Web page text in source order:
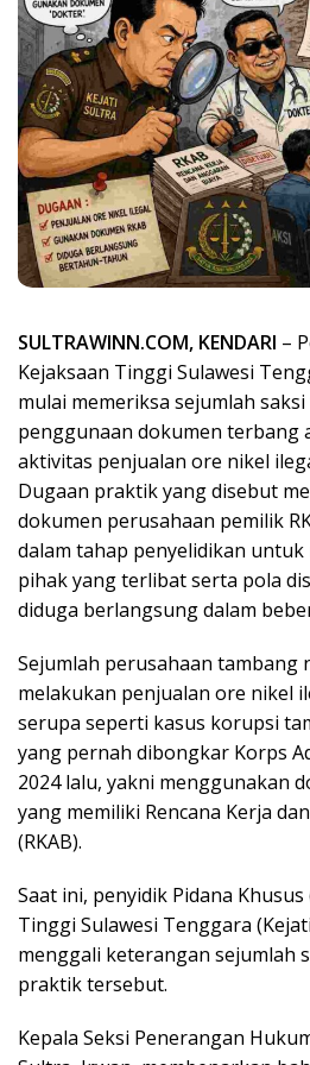
SULTRAWINN.COM, KENDARI –
Kejaksaan Tinggi Sulawesi
mulai memeriksa sejumlah
penggunaan dokumen terbang
aktivitas penjualan ore nikel
Dugaan praktik yang disebut
dokumen perusahaan pemilik
dalam tahap penyelidikan
pihak yang terlibat serta pola
diduga berlangsung dalam
Sejumlah perusahaan tambang
melakukan penjualan ore nikel
serupa seperti kasus korupsi
yang pernah dibongkar Korps
2024 lalu, yakni menggunakan
yang memiliki Rencana Kerja
(RKAB).
Saat ini, penyidik Pidana Khusus
Tinggi Sulawesi Tenggara
menggali keterangan sejumlah
praktik tersebut.
Kepala Seksi Penerangan